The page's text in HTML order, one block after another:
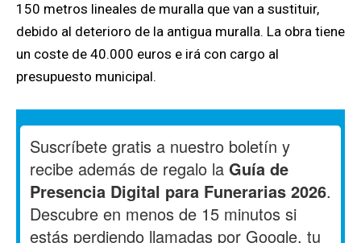
150 metros lineales de muralla que van a sustituir,
debido al deterioro de la antigua muralla. La obra tiene
un coste de 40.000 euros e irá con cargo al
presupuesto municipal.